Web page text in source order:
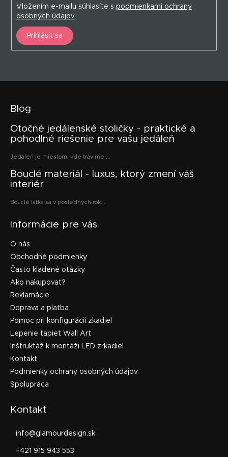
Vložením e-mailu súhlasíte s podmienkami ochrany
osobných údajov
Prihlásiť sa
Blog
Otočné jedálenské stoličky - praktické a
pohodlné riešenie pre vašu jedáleň
Jedáleň je miestom, kde trávime ...
Bouclé materiál - luxus, ktorý zmení váš
interiér
Bouclé látka sa v posledných rok...
Informácie pre vás
O nás
Obchodné podmienky
Často kladené otázky
Ako nakupovať?
Reklamácie
Doprava a platba
Pomoc pri konfigurácii zkadiel
Lepenie tapiet Wall Art
Inštruktáž k montáži LED zrkadiel
Kontakt
Podmienky ochrany osobných údajov
Spolupráca
Kontakt
info@glamourdesign.sk
+421 915 943 553